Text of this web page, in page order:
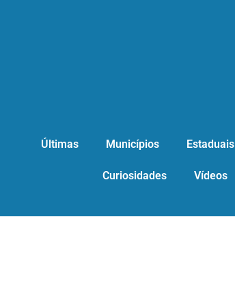
Últimas Municípios Estaduais
Curiosidades Vídeos